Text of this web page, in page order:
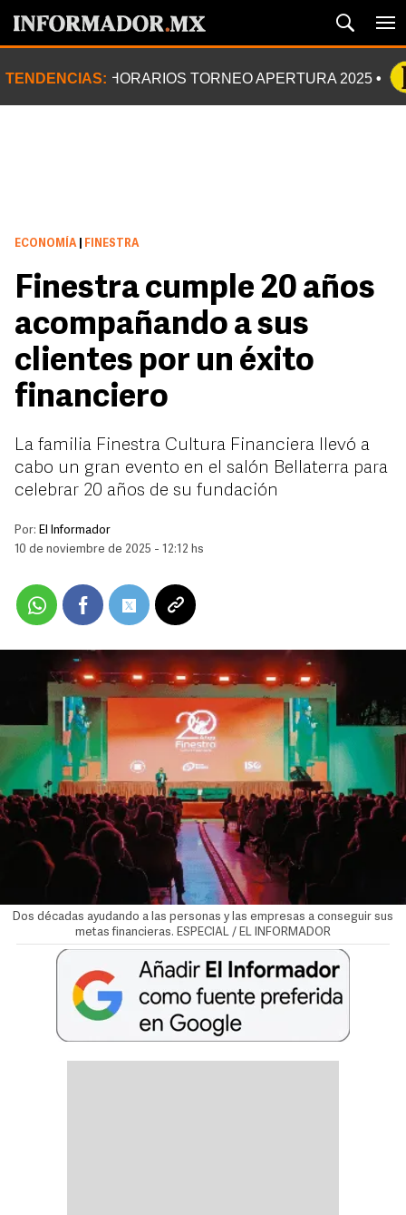
TENDENCIAS: HORARIOS TORNEO APERTURA 2025
ECONOMÍA FINESTRA
Finestra cumple 20 años
acompañando a sus
clientes por un éxito
financiero
La familia Finestra Cultura Financiera llevó a
cabo un gran evento en el salón Bellaterra para
celebrar 20 años de su fundación
Por: El Informador
10 de noviembre de 2025 - 12:12 hs
Dos décadas ayudando a las personas y las empresas a conseguir sus
metas financieras. ESPECIAL / EL INFORMADOR